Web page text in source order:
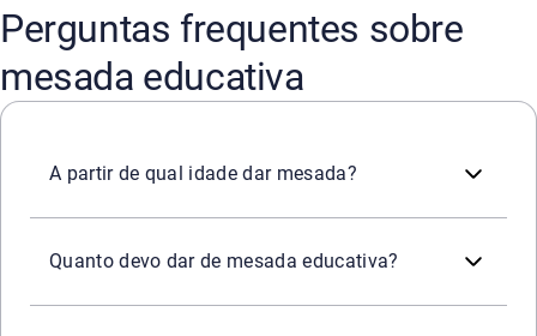
Perguntas frequentes sobre
mesada educativa
A partir de qual idade dar mesada?
Quanto devo dar de mesada educativa?